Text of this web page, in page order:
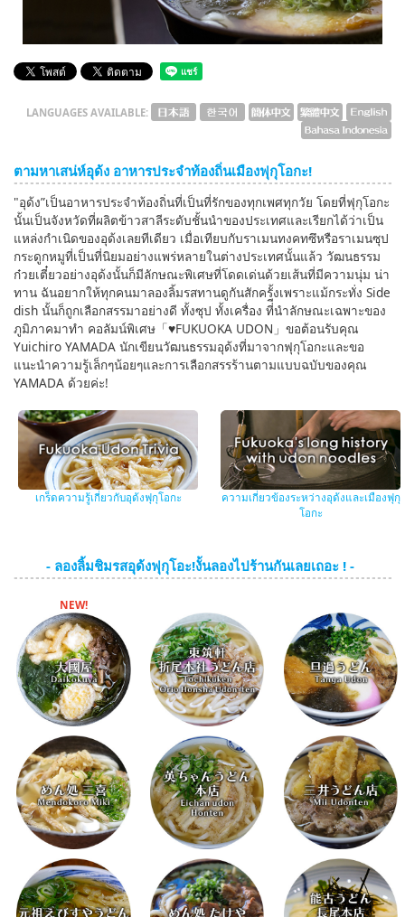
LANGUAGES AVAILABLE:
ตามหาเสน่ห์อุด้ง อาหารประจำท้องถิ่นเมืองฟุกุโอกะ!
"อุด้ง”เป็นอาหารประจำท้องถิ่นที่เป็นที่รักของทุกเพศทุกวัย โดยที่ฟุกุโอกะ
นั้นเป็นจังหวัดที่ผลิตข้าวสาลีระดับชั้นนำของประเทศและเรียกได้ว่าเป็น
แหล่งกำเนิดของอุด้งเลยทีเดียว เมื่อเทียบกับราเมนทงคทซึหรือราเมนซุป
กระดูกหมูที่เป็นที่นิยมอย่างแพร่หลายในต่างประเทศนั้นแล้ว วัฒนธรรม
ก๋วยเตี๋ยวอย่างอุด้งนั้นก็มีลักษณะพิเศษที่โดดเด่นด้วยเส้นที่มีความนุ่ม น่า
ทาน ฉันอยากให้ทุกคนมาลองลิ้มรสทานดูกันสักครั้งเพราะแม้กระทั่ง Side
dish นั้นก็ถูกเลือกสรรมาอย่างดี ทั้งซุป ทั้งเครื่อง ที่ีนำลักษณะเฉพาะของ
ภูมิภาคมาทำ คอลัมน์พิเศษ「♥FUKUOKA UDON」ขอต้อนรับคุณ
Yuichiro YAMADA นักเขียนวัฒนธรรมอุด้งที่มาจากฟุกุโอกะและขอ
แนะนำความรู้เล็กๆน้อยๆและการเลือกสรรร้านตามแบบฉบับของคุณ
YAMADA ด้วยค่ะ!
เกร็ดความรู้เกี่ยวกับอุด้งฟุกุโอกะ
ความเกี่ยวข้องระหว่างอุด้งและเมืองฟุกุ
โอกะ
- ลองลิ้มชิมรสอุด้งฟุกุโอะ!งั้นลองไปร้านกันเลยเถอะ ! -
NEW!